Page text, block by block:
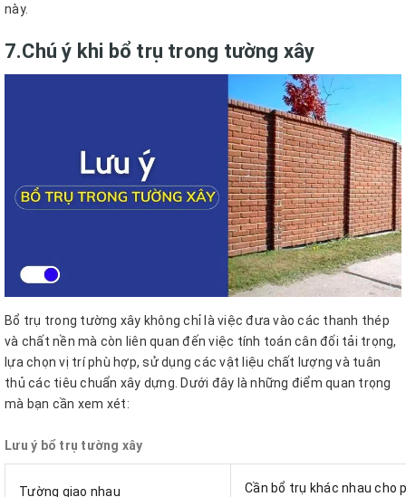
này.
7.Chú ý khi bổ trụ trong tường xây
Bổ trụ trong tường xây không chỉ là việc đưa vào các thanh thép
và chất nền mà còn liên quan đến việc tính toán cân đối tải trọng,
lựa chọn vị trí phù hợp, sử dụng các vật liệu chất lượng và tuân
thủ các tiêu chuẩn xây dựng. Dưới đây là những điểm quan trọng
mà bạn cần xem xét:
Lưu ý bổ trụ tường xây
Tường giao nhau Cần bổ trụ khác nhau cho